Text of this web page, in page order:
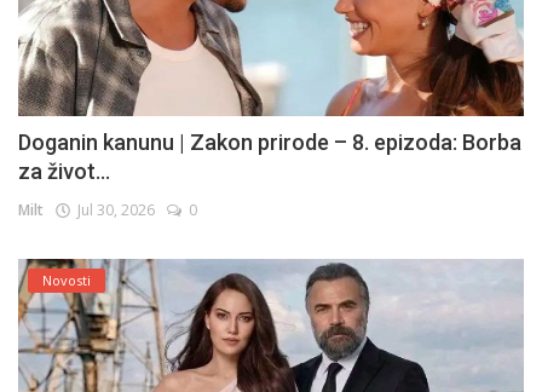
Doganin kanunu | Zakon prirode – 8. epizoda: Borba
za život...
Milt Jul 30, 2026 0
Novosti